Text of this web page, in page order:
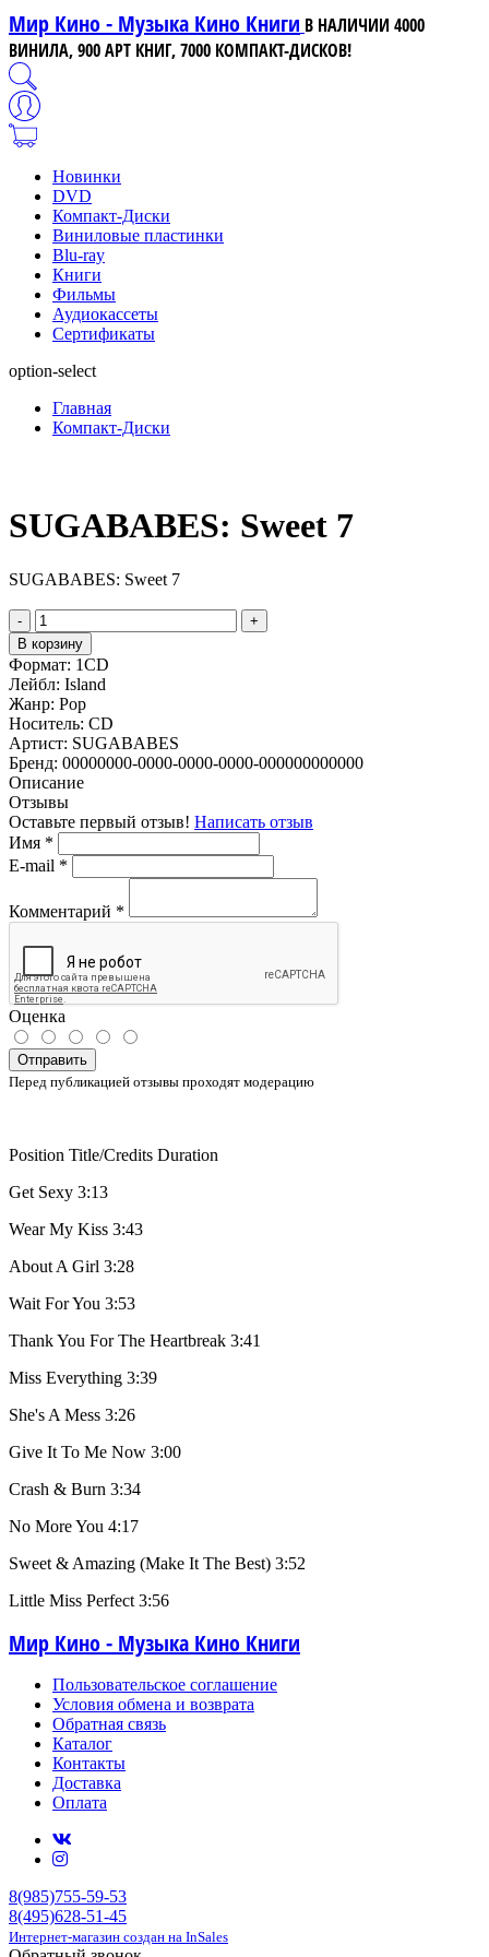
Мир Кино - Музыка Кино Книги В НАЛИЧИИ 4000
ВИНИЛА, 900 АРТ КНИГ, 7000 КОМПАКТ-ДИСКОВ!
Новинки
DVD
Компакт-Диски
Виниловые пластинки
Blu-ray
Книги
Фильмы
Аудиокассеты
Сертификаты
option-select
Главная
Компакт-Диски
SUGABABES: Sweet 7
SUGABABES: Sweet 7
-
+
В корзину
Формат: 1CD
Лейбл: Island
Жанр: Pop
Носитель: CD
Артист: SUGABABES
Бренд: 00000000-0000-0000-0000-000000000000
Описание
Отзывы
Оставьте первый отзыв! Написать отзыв
Имя *
E-mail *
Комментарий *
Оценка
Отправить
Перед публикацией отзывы проходят модерацию
Position Title/Credits Duration
Get Sexy 3:13
Wear My Kiss 3:43
About A Girl 3:28
Wait For You 3:53
Thank You For The Heartbreak 3:41
Miss Everything 3:39
She's A Mess 3:26
Give It To Me Now 3:00
Crash & Burn 3:34
No More You 4:17
Sweet & Amazing (Make It The Best) 3:52
Little Miss Perfect 3:56
Мир Кино - Музыка Кино Книги
Пользовательское соглашение
Условия обмена и возврата
Обратная связь
Каталог
Контакты
Доставка
Оплата
8(985)755-59-53
8(495)628-51-45
Интернет-магазин создан на InSales